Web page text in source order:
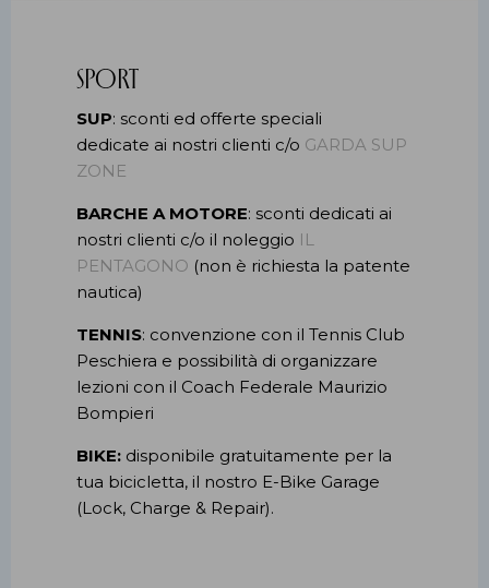
Sport
SUP: sconti ed offerte speciali
dedicate ai nostri clienti c/o GARDA SUP
ZONE
BARCHE A MOTORE: sconti dedicati ai
nostri clienti c/o il noleggio IL
PENTAGONO (non è richiesta la patente
nautica)
TENNIS: convenzione con il Tennis Club
Peschiera e possibilità di organizzare
lezioni con il Coach Federale Maurizio
Bompieri
BIKE: disponibile gratuitamente per la
tua bicicletta, il nostro E-Bike Garage
(Lock, Charge & Repair).